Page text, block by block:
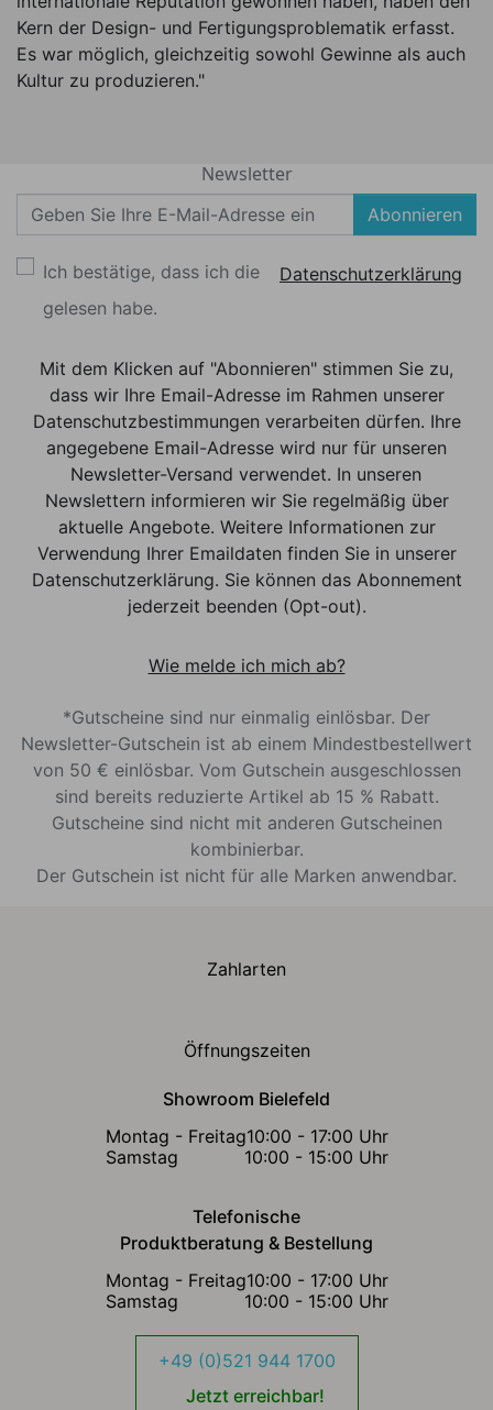
Kern der Design- und Fertigungsproblematik erfasst.
Es war möglich, gleichzeitig sowohl Gewinne als auch
Kultur zu produzieren."
Newsletter
Abonnieren
Ich bestätige, dass ich die
Datenschutzerklärung
gelesen habe.
Mit dem Klicken auf "Abonnieren" stimmen Sie zu,
dass wir Ihre Email-Adresse im Rahmen unserer
Datenschutzbestimmungen verarbeiten dürfen. Ihre
angegebene Email-Adresse wird nur für unseren
Newsletter-Versand verwendet. In unseren
Newslettern informieren wir Sie regelmäßig über
aktuelle Angebote. Weitere Informationen zur
Verwendung Ihrer Emaildaten finden Sie in unserer
Datenschutzerklärung. Sie können das Abonnement
jederzeit beenden (Opt-out).
Wie melde ich mich ab?
*Gutscheine sind nur einmalig einlösbar. Der
Newsletter-Gutschein ist ab einem Mindestbestellwert
von 50 € einlösbar. Vom Gutschein ausgeschlossen
sind bereits reduzierte Artikel ab 15 % Rabatt.
Gutscheine sind nicht mit anderen Gutscheinen
kombinierbar.
Der Gutschein ist nicht für alle Marken anwendbar.
Zahlarten
Öffnungszeiten
Showroom Bielefeld
Montag - Freitag10:00 - 17:00 Uhr
Samstag
10:00 - 15:00 Uhr
Telefonische
Produktberatung & Bestellung
Montag - Freitag10:00 - 17:00 Uhr
Samstag
10:00 - 15:00 Uhr
+49 (0)521 944 1700
Jetzt erreichbar!